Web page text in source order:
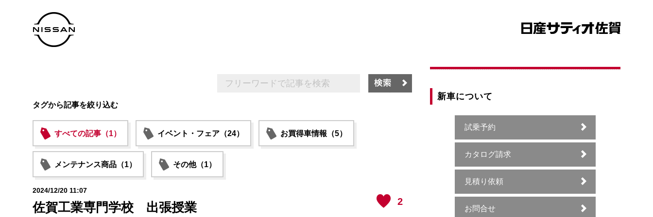
タグから記事を絞り込む
すべての記事（1） イベント・フェア（24） お買得車情報（5）
メンテナンス商品（1） その他（1）
2
2024/12/20 11:07
佐賀工業専門学校 出張授業
新車について
試乗予約
カタログ請求
見積り依頼
お問合せ